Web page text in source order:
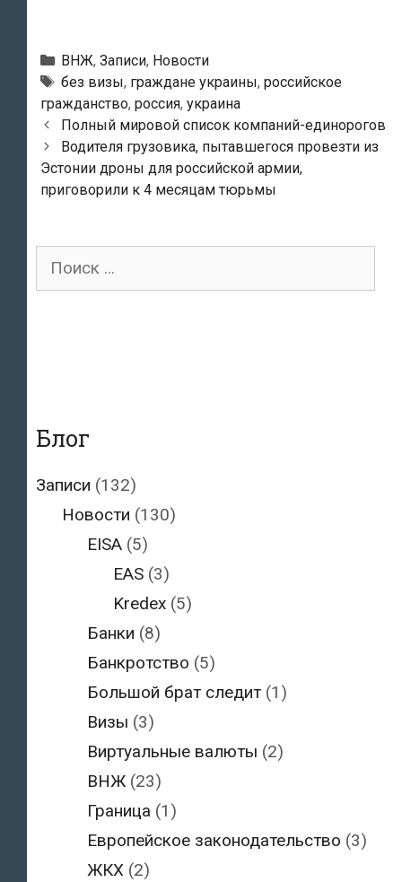
Рубрики
ВНЖ, Записи, Новости
Тэги
без визы, граждане украины, российское
гражданство, россия, украина
Навигация
по
записям
Полный мировой список компаний-единорогов
Водителя грузовика, пытавшегося провезти из
Эстонии дроны для российской армии,
приговорили к 4 месяцам тюрьмы
Поиск
Блог
Записи (132)
Новости (130)
EISA (5)
EAS(3)
Kredex(5)
Банки (8)
Банкротство (5)
Большой брат следит (1)
Визы (3)
Виртуальные валюты (2)
ВНЖ (23)
Граница (1)
Европейское законодательство (3)
ЖКХ (2)